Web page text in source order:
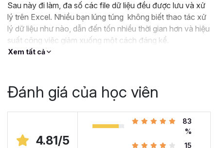
Sau này đi làm, đa số các file dữ liệu đều được lưu và xử
lý trên Excel. Nhiều bạn lúng túng không biết thao tác xử
lý dữ liệu như nào, dẫn đến tốn nhiều thời gian hơn và hiệu
suất công việc giảm xuống một cách đáng kể.
?Nếu như bạn:
Hoặc trước đây chỉ học lý thuyết nên không biết
Hoặc đã có kiến thức cơ bản về Excel và đang
muốn nâng cao kỹ năng của mình lên.
Xem tất cả
Đánh giá của học viên
4.81/5
83
%
15